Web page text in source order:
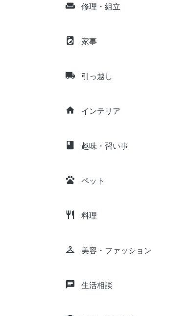
weekend 修理・組立
local_laundry_service 家事
local_shipping 引っ越し
home インテリア
class 趣味・習い事
pets ペット
restaurant 料理
checkroom 美容・ファッション
chat 生活相談